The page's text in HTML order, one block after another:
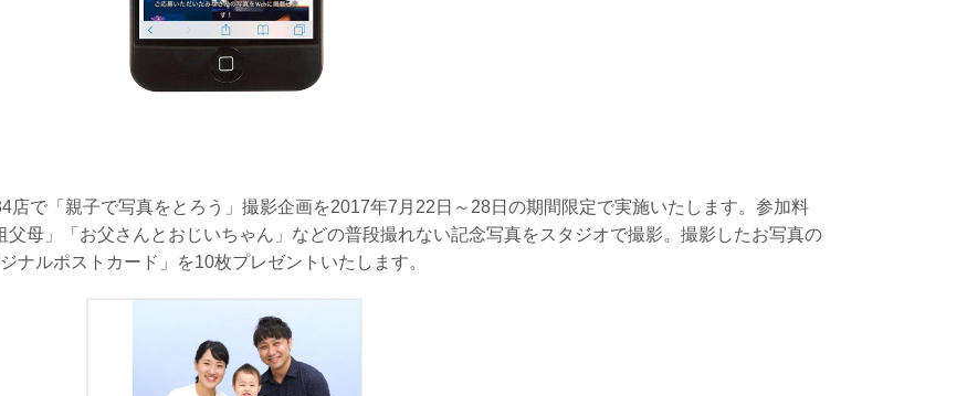
で「親子で写真をとろう」撮影企画を2017年7月22日～28日の期間限定で実施いたします。参加料
母」「お父さんとおじいちゃん」などの普段撮れない記念写真をスタジオで撮影。撮影したお写真の
ナルポストカード」を10枚プレゼントいたします。